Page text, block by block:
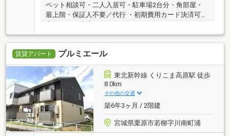
ペット相談可・二人入居可・駐車場2台分・角部屋・
最上階・保証人不要／代行 ・初期費用カード決済可・
賃貸アパート プルミエール
東北新幹線 くりこま高原駅 徒歩
8.0km
その他の交通
築6年3ヶ月 / 2階建
宮城県栗原市若柳字川南町浦